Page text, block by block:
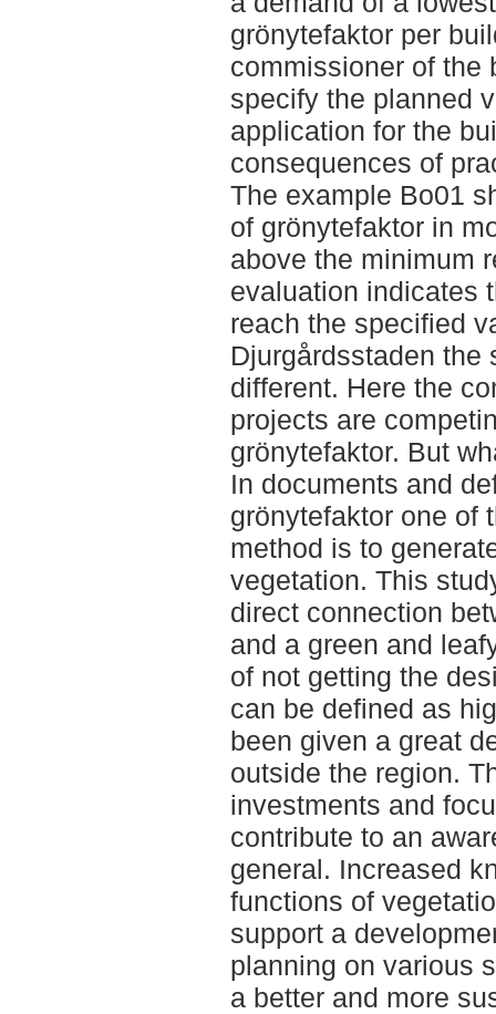
grönytefaktor per
commissioner of the
specify the planned
application for the
consequences of
The example Bo01
of grönytefaktor in
above the minimum
evaluation indicates
reach the specified
Djurgårdsstaden the
different. Here the
projects are
grönytefaktor. But
In documents and
grönytefaktor one of
method is to
vegetation. This
direct connection
and a green and
of not getting the
can be defined as
been given a great
outside the region.
investments and
contribute to an
general. Increased
functions of
support a
planning on various
a better and more